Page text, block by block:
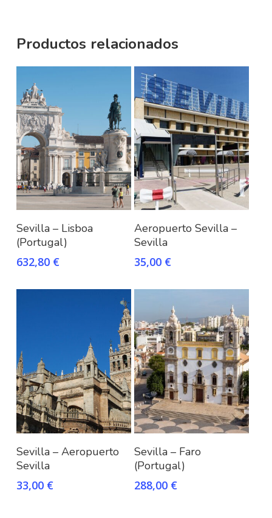
Productos relacionados
Añadir al carrito
Sevilla – Lisboa
(Portugal)
632,80 €
Añadir al carrito
Aeropuerto Sevilla –
Sevilla
35,00 €
Añadir al carrito
Sevilla – Aeropuerto
Sevilla
33,00 €
Añadir al carrito
Sevilla – Faro
(Portugal)
288,00 €